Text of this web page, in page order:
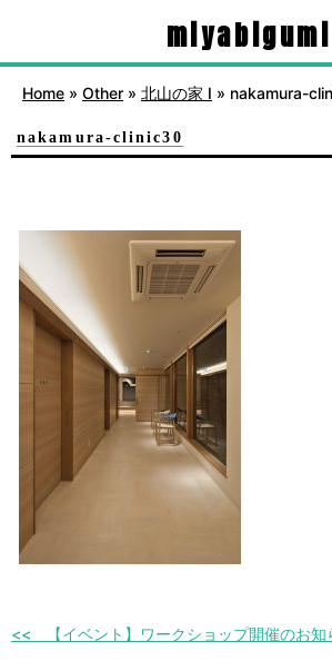
miyabigumi
Home » Other » 北山の家 Ⅰ » nakamura-
nakamura-clinic30
【イベント】ワークショップ開催のお知